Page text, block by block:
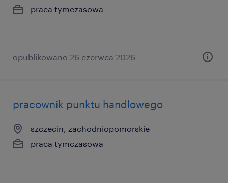
praca tymczasowa
opublikowano 26 czerwca 2026
pracownik punktu handlowego
szczecin, zachodniopomorskie
praca tymczasowa